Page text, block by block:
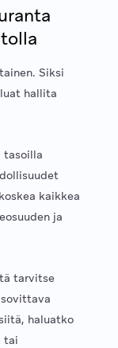
Siksi
hallita
tasoilla
kaikkea
ja
tarvitse
haluatko
tai